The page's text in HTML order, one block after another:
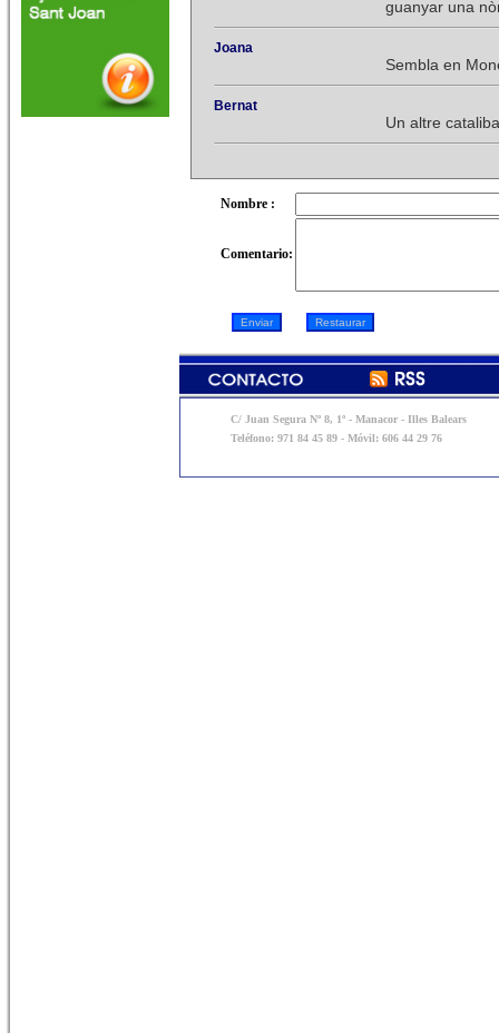
guanyar una
Joana
Sembla en
Bernat
Un altre
Nombre :
Comentario:
C/ Juan Segura Nº 8, 1º - Manacor - Illes Balears
Teléfono: 971 84 45 89 - Móvil: 606 44 29 76